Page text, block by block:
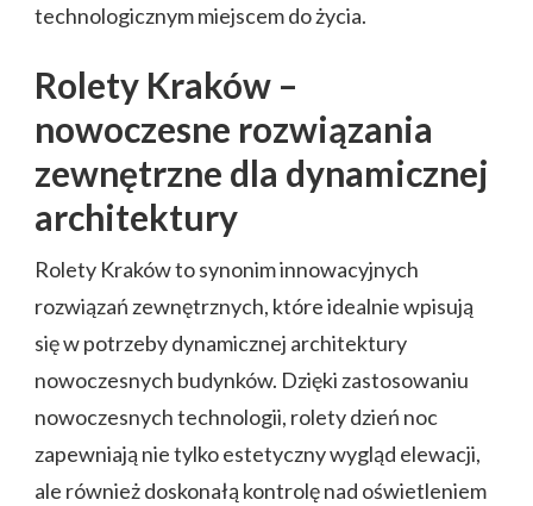
technologicznym miejscem do życia.
Rolety Kraków –
nowoczesne rozwiązania
zewnętrzne dla dynamicznej
architektury
Rolety Kraków to synonim innowacyjnych
rozwiązań zewnętrznych, które idealnie wpisują
się w potrzeby dynamicznej architektury
nowoczesnych budynków. Dzięki zastosowaniu
nowoczesnych technologii, rolety dzień noc
zapewniają nie tylko estetyczny wygląd elewacji,
ale również doskonałą kontrolę nad oświetleniem